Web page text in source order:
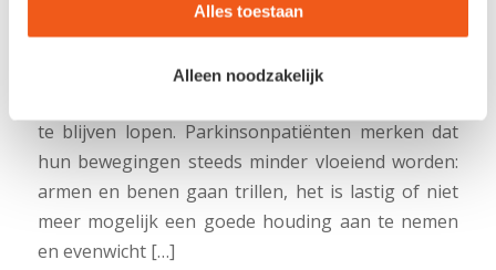
Alles toestaan
Alleen noodzakelijk
Gevolgen van de ziekte van Parkinson voor
bewegen en lopen Voetzorg bij de ziekte van
te blijven lopen. Parkinsonpatiënten merken dat
hun bewegingen steeds minder vloeiend worden:
armen en benen gaan trillen, het is lastig of niet
meer mogelijk een goede houding aan te nemen
en evenwicht […]